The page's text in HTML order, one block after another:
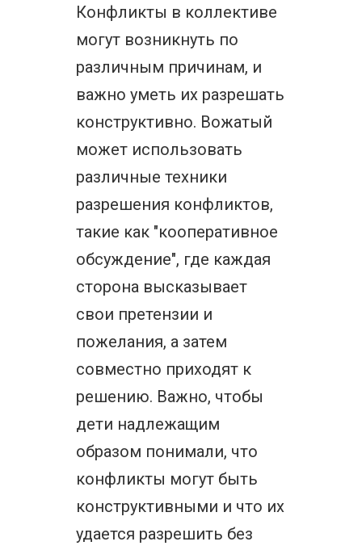
Конфликты в коллективе
могут возникнуть по
различным причинам, и
важно уметь их разрешать
конструктивно. Вожатый
может использовать
различные техники
разрешения конфликтов,
такие как "кооперативное
обсуждение", где каждая
сторона высказывает
свои претензии и
пожелания, а затем
совместно приходят к
решению. Важно, чтобы
дети надлежащим
образом понимали, что
конфликты могут быть
конструктивными и что их
удается разрешить без